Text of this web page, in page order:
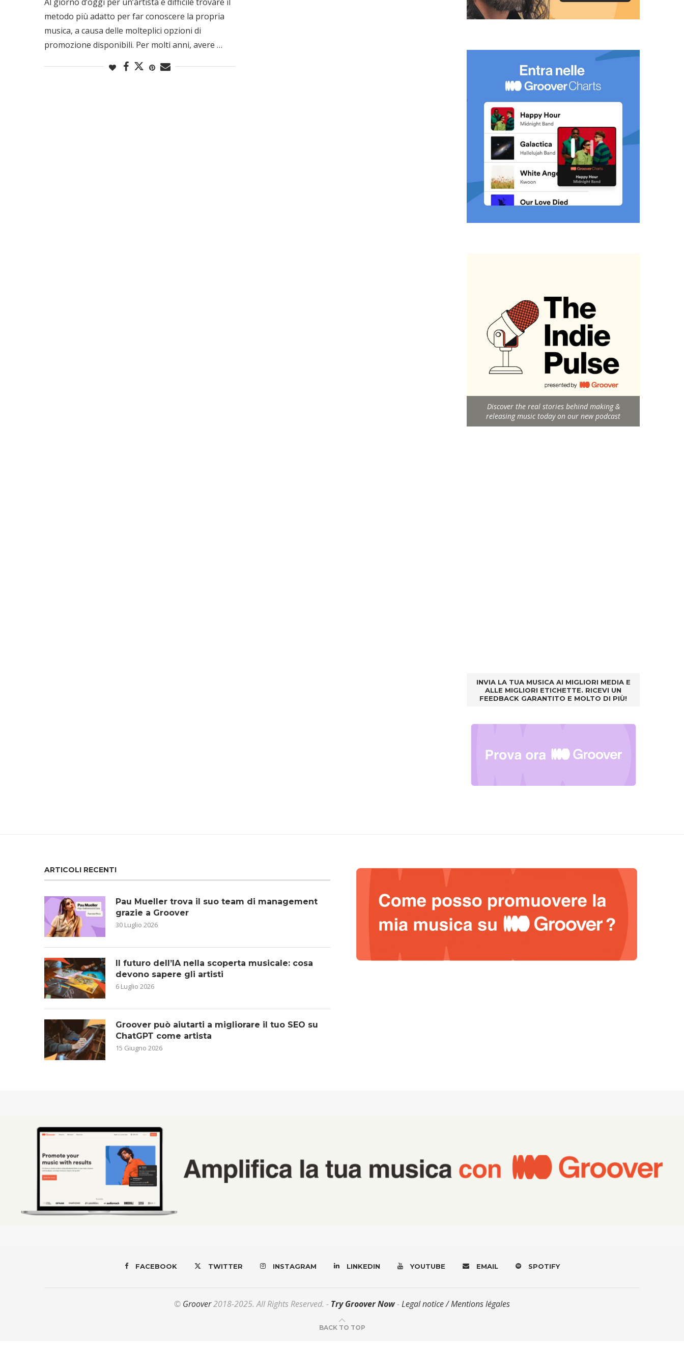
metodo più adatto per far conoscere la propria
musica, a causa delle molteplici opzioni di
promozione disponibili. Per molti anni, avere …
Discover the real stories behind making &
releasing music today on our new podcast
INVIA LA TUA MUSICA AI MIGLIORI MEDIA E
ALLE MIGLIORI ETICHETTE. RICEVI UN
FEEDBACK GARANTITO E MOLTO DI PIÙ!
ARTICOLI RECENTI
Pau Mueller trova il suo team di management
grazie a Groover
30 Luglio 2026
Il futuro dell’IA nella scoperta musicale: cosa
devono sapere gli artisti
6 Luglio 2026
Groover può aiutarti a migliorare il tuo SEO su
ChatGPT come artista
15 Giugno 2026
FACEBOOK TWITTER INSTAGRAM LINKEDIN YOUTUBE EMAIL SPOTIFY
© Groover2018-2025. All Rights Reserved. - Try Groover Now-Legal notice / Mentions légales
BACK TO TOP